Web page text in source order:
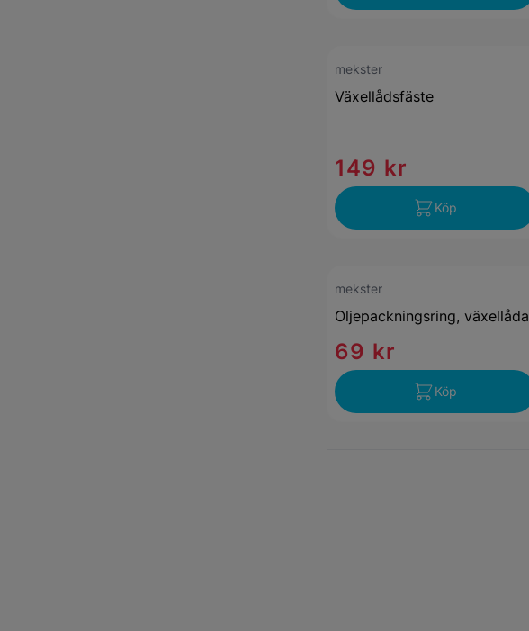
mekster
Växellådsfäste
149 kr
Köp
mekster
Oljepackningsring, växellåda
69 kr
Köp